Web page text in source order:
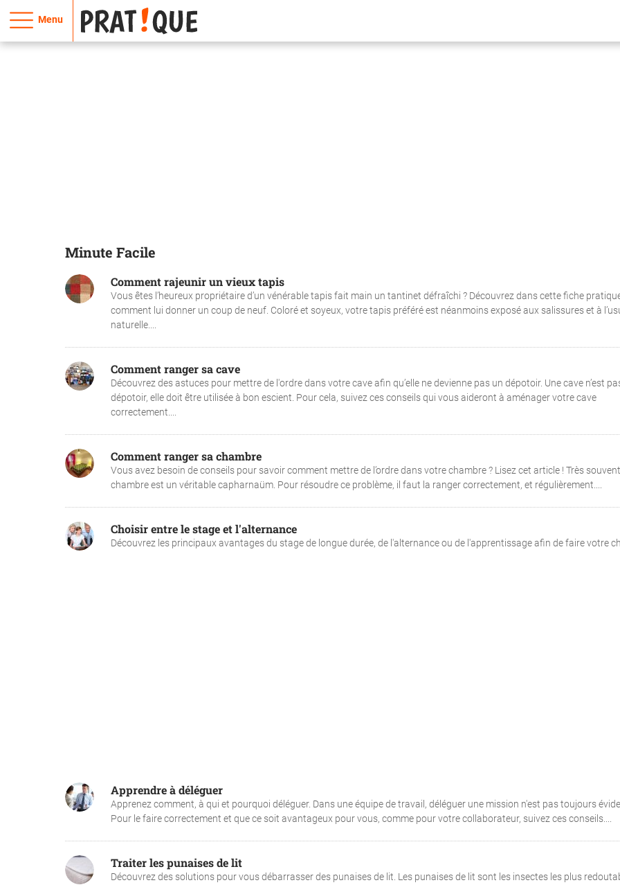
Menu
Minute Facile
Comment rajeunir un vieux tapis
Vous êtes l’heureux propriétaire d’un vénérable tapis fait main un tantinet défraîchi ? Découvrez dans cette fiche
comment lui donner un coup de neuf. Coloré et soyeux, votre tapis préféré est néanmoins exposé aux salissures et à
naturelle....
Comment ranger sa cave
Découvrez des astuces pour mettre de l'ordre dans votre cave afin qu’elle ne devienne pas un dépotoir. Une cave n’est
dépotoir, elle doit être utilisée à bon escient. Pour cela, suivez ces conseils qui vous aideront à aménager votre cave
correctement....
Comment ranger sa chambre
Vous avez besoin de conseils pour savoir comment mettre de l’ordre dans votre chambre ? Lisez cet article ! Très
chambre est un véritable capharnaüm. Pour résoudre ce problème, il faut la ranger correctement, et régulièrement....
Choisir entre le stage et l'alternance
Découvrez les principaux avantages du stage de longue durée, de l'alternance ou de l'apprentissage afin de faire votre
Apprendre à déléguer
Apprenez comment, à qui et pourquoi déléguer. Dans une équipe de travail, déléguer une mission n'est pas toujours
Pour le faire correctement et que ce soit avantageux pour vous, comme pour votre collaborateur, suivez ces conseils....
Traiter les punaises de lit
Découvrez des solutions pour vous débarrasser des punaises de lit. Les punaises de lit sont les insectes les plus